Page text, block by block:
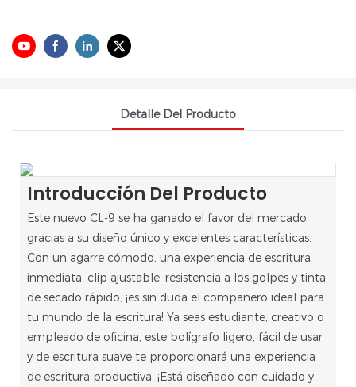
Detalle Del Producto
Introducción Del Producto
Este nuevo CL-9 se ha ganado el favor del mercado
gracias a su diseño único y excelentes características.
Con un agarre cómodo, una experiencia de escritura
inmediata, clip ajustable, resistencia a los golpes y tinta
de secado rápido, ¡es sin duda el compañero ideal para
tu mundo de la escritura! Ya seas estudiante, creativo o
empleado de oficina, este bolígrafo ligero, fácil de usar
y de escritura suave te proporcionará una experiencia
de escritura productiva. ¡Está diseñado con cuidado y